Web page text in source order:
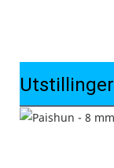
Utstillinger